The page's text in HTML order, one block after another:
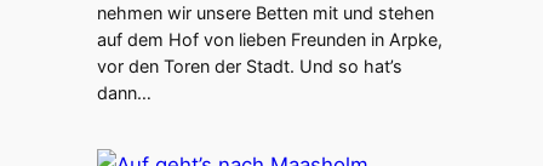
nehmen wir unsere Betten mit und stehen
auf dem Hof von lieben Freunden in Arpke,
vor den Toren der Stadt. Und so hat’s
dann…